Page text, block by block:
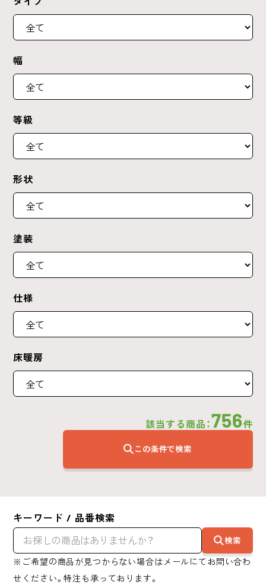
幅
等級
形状
塗装
仕様
床暖房
該当する商品：756件
この条件で検索
キーワード / 品番検索
検索
※ご希望の商品が見つからない場合はメールにてお問い合わ
せください。特注も承っております。